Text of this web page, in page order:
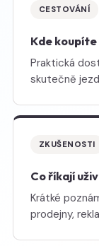
CESTOVÁNÍ
Kde koupíte
Praktická
skutečně
ZKUŠENOSTI
Co říkají
Krátké
prodejny,